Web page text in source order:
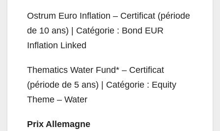
Ostrum Euro Inflation – Certificat (période
de 10 ans) | Catégorie : Bond EUR
Inflation Linked
Thematics Water Fund* – Certificat
(période de 5 ans) | Catégorie : Equity
Theme – Water
Prix Allemagne